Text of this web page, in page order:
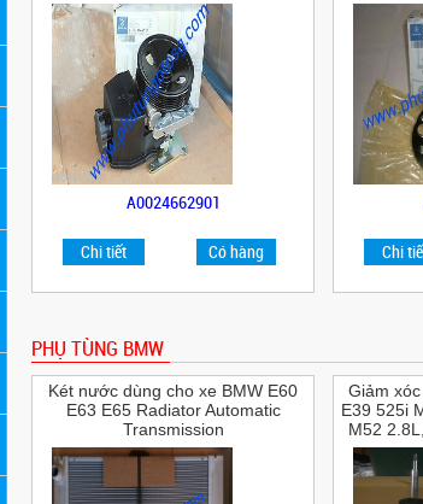
A0024662901
Chi tiết Có hàng Chi
PHỤ TÙNG BMW
Két nước dùng cho xe BMW E60
E63 E65 Radiator Automatic
Transmission
Giảm
E39 525i
M52